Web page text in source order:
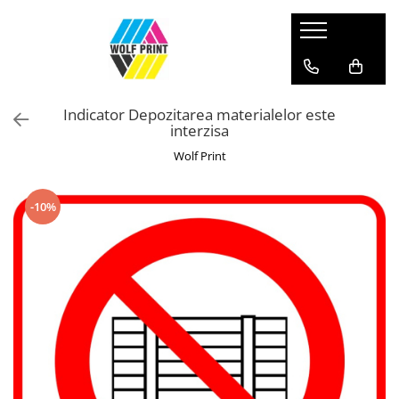
Produse Categorii
Stickere pentru Produse Bio & Eco
Stickere personalizate printate si
Stickere copii
Stickere educationale
Stickere decorative
Stickere personalizate
Carti de Vizita
Sisteme de Afisare
Placute Gravate Personalizate
Placute Informative
Stickere Decorative
Indicator Depozitarea materialelor este
interzisa
Wolf Print
-10%